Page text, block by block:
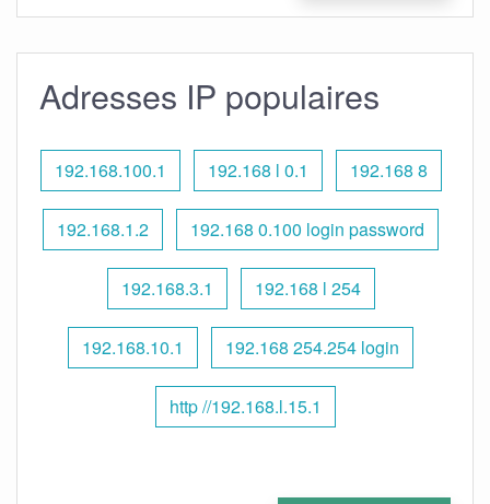
Adresses IP populaires
192.168.100.1 192.168 l 0.1 192.168 8
192.168.1.2 192.168 0.100 login password
192.168.3.1 192.168 l 254
192.168.10.1 192.168 254.254 login
http //192.168.l.15.1